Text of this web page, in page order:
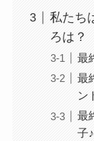
私たち
ろは？
最
最
ン
最
子♪